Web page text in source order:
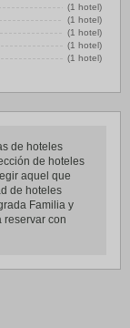
(1 hotel)
(1 hotel)
(1 hotel)
(1 hotel)
(1 hotel)
de hoteles
de hoteles
aquel que
de hoteles
Familia y
reservar con